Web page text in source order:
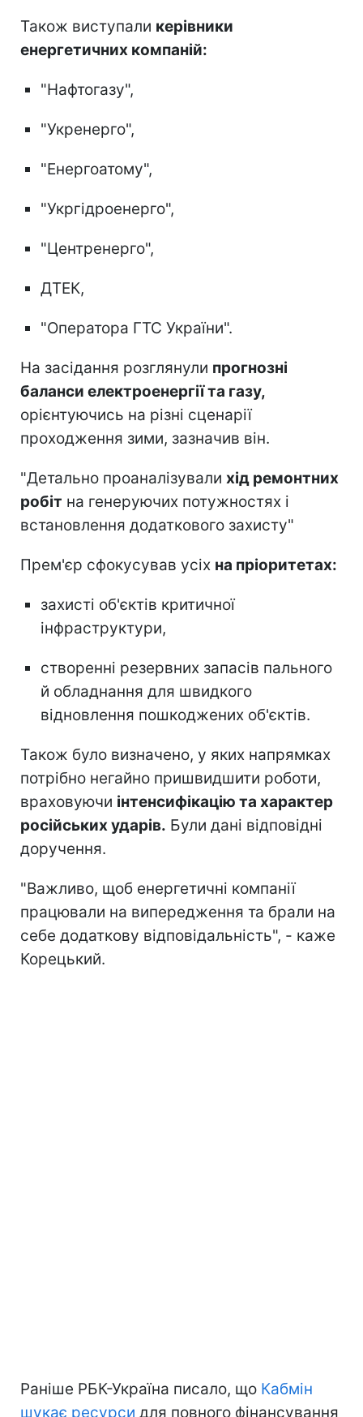
Також виступали керівники
енергетичних компаній:
"Нафтогазу",
"Укренерго",
"Енергоатому",
"Укргідроенерго",
"Центренерго",
ДТЕК,
"Оператора ГТС України".
На засідання розглянули прогнозні
баланси електроенергії та газу,
орієнтуючись на різні сценарії
проходження зими, зазначив він.
"Детально проаналізували хід ремонтних
робіт на генеруючих потужностях і
встановлення додаткового захисту"
Прем'єр сфокусував усіх на пріоритетах:
захисті об'єктів критичної
інфраструктури,
створенні резервних запасів пального
й обладнання для швидкого
відновлення пошкоджених об'єктів.
Також було визначено, у яких напрямках
потрібно негайно пришвидшити роботи,
враховуючи інтенсифікацію та характер
російських ударів. Були дані відповідні
доручення.
"Важливо, щоб енергетичні компанії
працювали на випередження та брали на
себе додаткову відповідальність", - каже
Корецький.
Раніше РБК-Україна писало, що Кабмін
шукає ресурси для повного фінансування